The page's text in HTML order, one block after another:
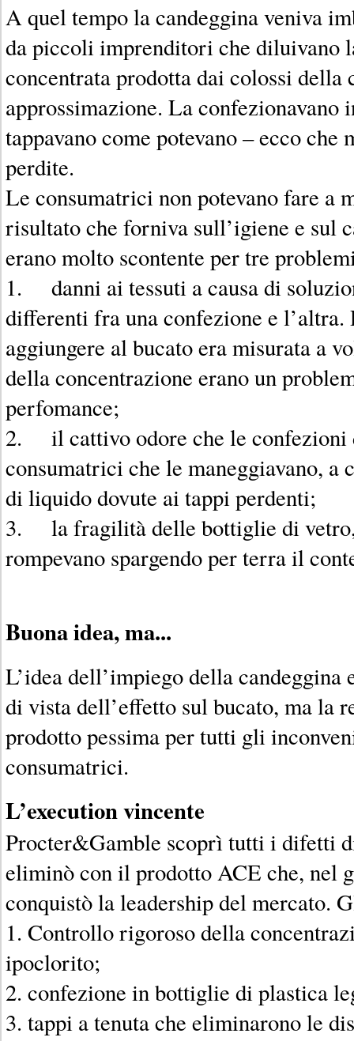
A quel tempo la candeggina veniva
da piccoli imprenditori che diluivano
concentrata prodotta dai colossi della
approssimazione. La
tappavano come potevano – ecco che
perdite.
Le consumatrici non potevano fare a
risultato che forniva sull’igiene e sul
erano molto scontente per tre
1. danni ai tessuti a causa di
differenti fra una confezione e l’altra.
aggiungere al bucato era misurata a
della concentrazione erano un
perfomance;
2. il cattivo odore che le confezioni
consumatrici che le maneggiavano, a
di liquido dovute ai tappi perdenti;
3. la fragilità delle bottiglie di vetro,
rompevano spargendo per terra il
Buona idea, ma...
L’idea dell’impiego della candeggina
di vista dell’effetto sul bucato, ma la
prodotto pessima per tutti gli
consumatrici.
L’execution vincente
Procter&Gamble scoprì tutti i difetti
eliminò con il prodotto ACE che, nel
conquistò la leadership del mercato.
1. Controllo rigoroso della
ipoclorito;
2. confezione in bottiglie di plastica
3. tappi a tenuta che eliminarono le